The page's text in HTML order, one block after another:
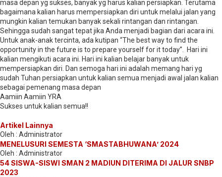
masa depan yg sukses, banyak yg harus kalian persiapkan. Terutama
bagaimana kalian harus mempersiapkan diri untuk melalui jalan yang
mungkin kalian temukan banyak sekali rintangan dan rintangan.
Sehingga sudah sangat tepat jika Anda menjadi bagian dari acara ini.
Untuk anak-anak tercinta, ada kutipan “The best way to find the
opportunity in the future is to prepare yourself for it today”. Hari ini
kalian mengikuti acara ini. Hari ini kalian belajar banyak untuk
mempersiapkan diri. Dan semoga hari ini adalah memang hari yg
sudah Tuhan persiapkan untuk kalian semua menjadi awal jalan kalian
sebagai pemenang masa depan
Aamiin Aamiin YRA
Sukses untuk kalian semua!!
Artikel Lainnya
Oleh : Administrator
MENELUSURI SEMESTA ‘SMASTABHUWANA’ 2024
Oleh : Administrator
54 SISWA-SISWI SMAN 2 MADIUN DITERIMA DI JALUR SNBP
2023